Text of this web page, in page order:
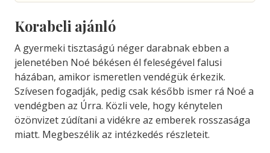
Korabeli ajánló
A gyermeki tisztaságú néger darabnak ebben a
jelenetében Noé békésen él feleségével falusi
házában, amikor ismeretlen vendégük érkezik.
Szívesen fogadják, pedig csak később ismer rá Noé a
vendégben az Úrra. Közli vele, hogy kénytelen
özönvizet zúdítani a vidékre az emberek rosszasága
miatt. Megbeszélik az intézkedés részleteit.